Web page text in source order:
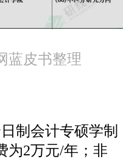
蓝皮书整理
制会计专硕学制
为2万元/年；非